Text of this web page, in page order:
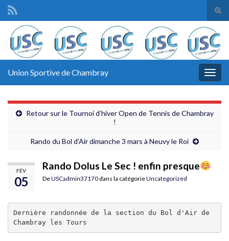
Search for:
Union Sportive de Chambray
Retour sur le Tournoi d’hiver Open de Tennis de Chambray
!
Rando du Bol d’Air dimanche 3 mars à Neuvy le Roi
FÉV
05
Rando Dolus Le Sec ! enfin presque
DeUSCadmin37170 dans la catégorieUncategorized
Dernière randonnée de la section du Bol d'Air de
Chambray les Tours